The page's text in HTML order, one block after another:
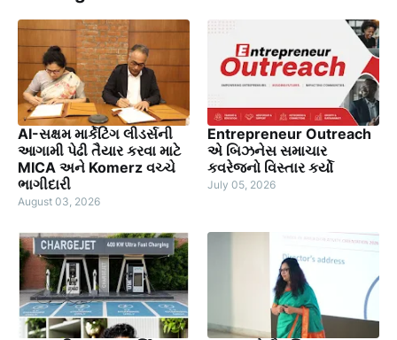
AI-સક્ષમ માર્કેટિંગ લીડર્સની
આગામી પેઢી તૈયાર કરવા માટે
MICA અને Komerz વચ્ચે
ભાગીદારી
August 03, 2026
Entrepreneur Outreach
એ બિઝનેસ સમાચાર
કવરેજનો વિસ્તાર કર્યો
July 05, 2026